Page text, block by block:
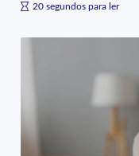
20 segundos para ler